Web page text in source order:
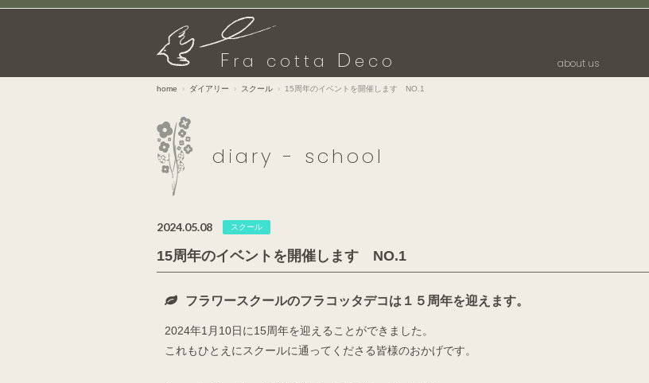
F ra cotta D eco about us
home ダイアリー スクール 15周年のイベントを開催します NO.1
diary - school
2024.05.08 スクール
15周年のイベントを開催します NO.1
フラワースクールのフラコッタデコは１５周年を迎えます。
2024年1月10日に15周年を迎えることができました。
これもひとえにスクールに通ってくださる皆様のおかげです。